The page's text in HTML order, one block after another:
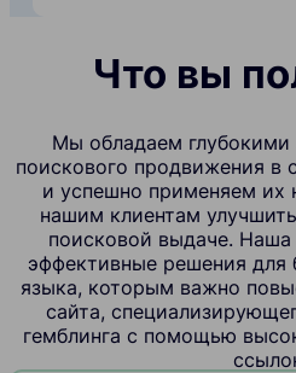
Что вы
Мы обладаем глубокими
поискового продвижения в
и успешно применяем их
нашим клиентам
поисковой выдаче. Наша
эффективные решения
языка, которым важно
сайта,
гемблинга с помощью